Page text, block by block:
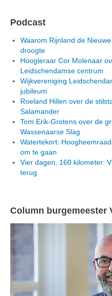
Podcast
Waarom Rijnland de
droogte
Hoogleraar Cor Molenaar
Leidschendamse centrum
Wijkvereniging
jubileum
Roeland Hillen over de
Salamander
Tom Erik-Grotens over de
Wassenaarse Slag
Watertekort:
om te gaan
Vier dagen, 160 kilometer:
terug
Column burgemeester